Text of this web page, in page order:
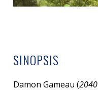
SINOPSIS
Damon Gameau (2040